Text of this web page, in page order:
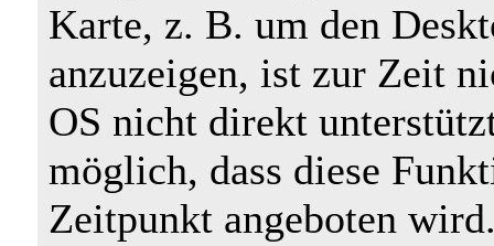
Karte, z. B. um den
anzuzeigen, ist zur Zeit
OS nicht direkt
möglich, dass diese
Zeitpunkt angeboten